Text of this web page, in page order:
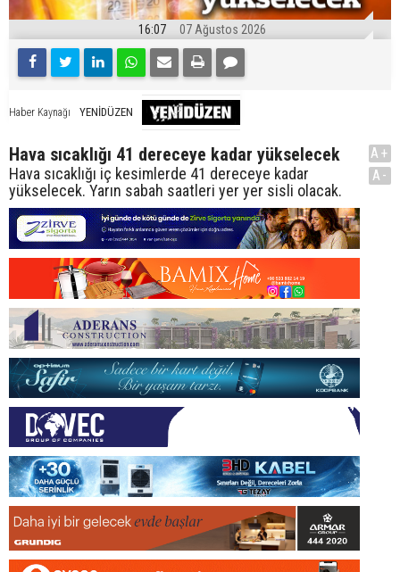
16:07 07 Ağustos 2026
Haber Kaynağı YENİDÜZEN
Hava sıcaklığı 41 dereceye kadar yükselecek
Hava sıcaklığı iç kesimlerde 41 dereceye kadar
yükselecek. Yarın sabah saatleri yer yer sisli olacak.
A+
A-